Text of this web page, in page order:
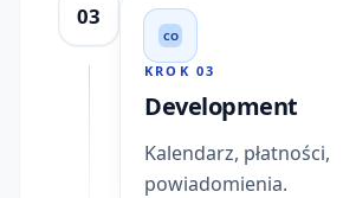
03
CO
KROK 03
Development
Kalendarz, płatności,
powiadomienia.